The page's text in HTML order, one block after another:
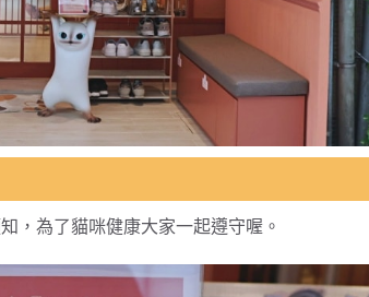
，為了貓咪健康大家一起遵守喔。